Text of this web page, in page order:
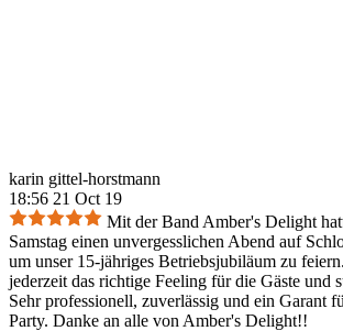
karin gittel-horstmann
18:56 21 Oct 19
Mit der Band Amber's Delight
Samstag einen unvergesslichen Abend auf
um unser 15-jähriges Betriebsjubiläum zu
jederzeit das richtige Feeling für die Gäste und
Sehr professionell, zuverlässig und ein Garant
Party. Danke an alle von Amber's Delight!!